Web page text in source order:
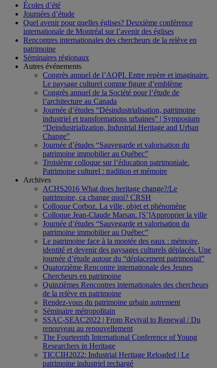
Écoles d’été
Journées d’étude
Quel avenir pour quelles églises? Deuxième conférence
internationale de Montréal sur l’avenir des églises
Rencontres internationales des chercheurs de la relève en
patrimoine
Séminaires régionaux
Autres événements
Congrès annuel de l’AQPI. Entre repère et imaginaire.
Le paysage culturel comme figure d’emblème
Congrès annuel de la Société pour l’étude de
l’architecture au Canada
Journée d’études “Désindustrialisation, patrimoine
industriel et transformations urbaines” | Symposium
“Deindustrialization, Industrial Heritage and Urban
Change”
Journée d’études “Sauvegarde et valorisation du
patrimoine immobilier au Québec”
Troisième colloque sur l’éducation patrimoniale.
Patrimoine culturel : tradition et mémoire
Archives
ACHS2016 What does heritage change?/Le
patrimoine, ça change quoi? CRSH
Colloque Corboz. La ville, objet et phénomène
Colloque Jean-Claude Marsan. [S’]Approprier la ville
Journée d’études “Sauvegarde et valorisation du
patrimoine immobilier au Québec”
Le patrimoine face à la montée des eaux : mémoire,
identité et devenir des paysages culturels déplacés. Une
journée d’étude autour du “déplacement patrimonial”
Quatorzième Rencontre internationale des Jeunes
Chercheurs en patrimoine
Quinzièmes Rencontres internationales des chercheurs
de la relève en patrimoine
Rendez-vous du patrimoine urbain autrement
Séminaire métropolitain
SSAC-SEAC2022 | From Revival to Renewal / Du
renouveau au renouvellement
The Fourteenth International Conference of Young
Researchers in Heritage
TICCIH2022: Industrial Heritage Reloaded | Le
patrimoine industriel rechargé